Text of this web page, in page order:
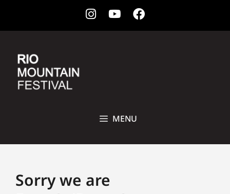
Instagram
YoutubeFacebook
MENU
Sorry we are